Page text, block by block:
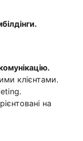
клієнтами.
на